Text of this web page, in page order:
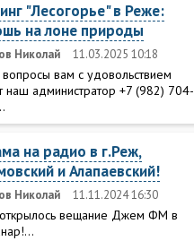
"Лесогорье" в Реже:
на лоне природы
Николай 11.03.2025 10:18
вам с удовольствием
наш администратор +7 (982) 704-
на радио в г.Реж,
и Алапаевский!
Николай 11.11.2024 16:30
вещание Джем ФМ в